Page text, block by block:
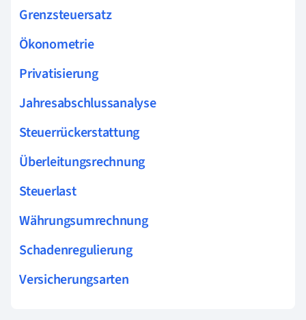
Grenzsteuersatz
Ökonometrie
Privatisierung
Jahresabschlussanalyse
Steuerrückerstattung
Überleitungsrechnung
Steuerlast
Währungsumrechnung
Schadenregulierung
Versicherungsarten